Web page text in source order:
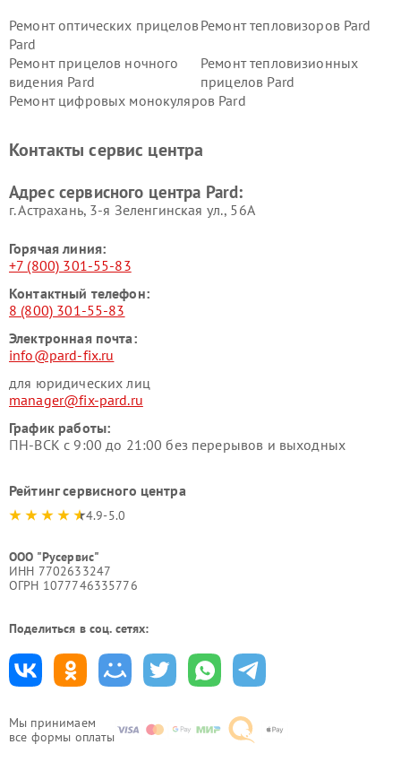
Мы принимаем
все формы оплаты
Ремонт оптических прицелов
Pard
Ремонт тепловизоров Pard
Ремонт прицелов ночного
видения Pard
Ремонт тепловизионных
прицелов Pard
Ремонт цифровых монокуляров Pard
Контакты сервис центра
Адрес сервисного центра Pard:
г. Астрахань, 3-я Зеленгинская ул., 56А
Горячая линия:
+7 (800) 301-55-83
Контактный телефон:
8 (800) 301-55-83
Электронная почта:
info@pard-fix.ru
для юридических лиц
manager@fix-pard.ru
График работы:
ПН-ВСК с 9:00 до 21:00 без перерывов и выходных
Рейтинг сервисного центра
4.9-5.0
ООО "Русервис"
ИНН 7702633247
ОГРН 1077746335776
Поделиться в соц. сетях: